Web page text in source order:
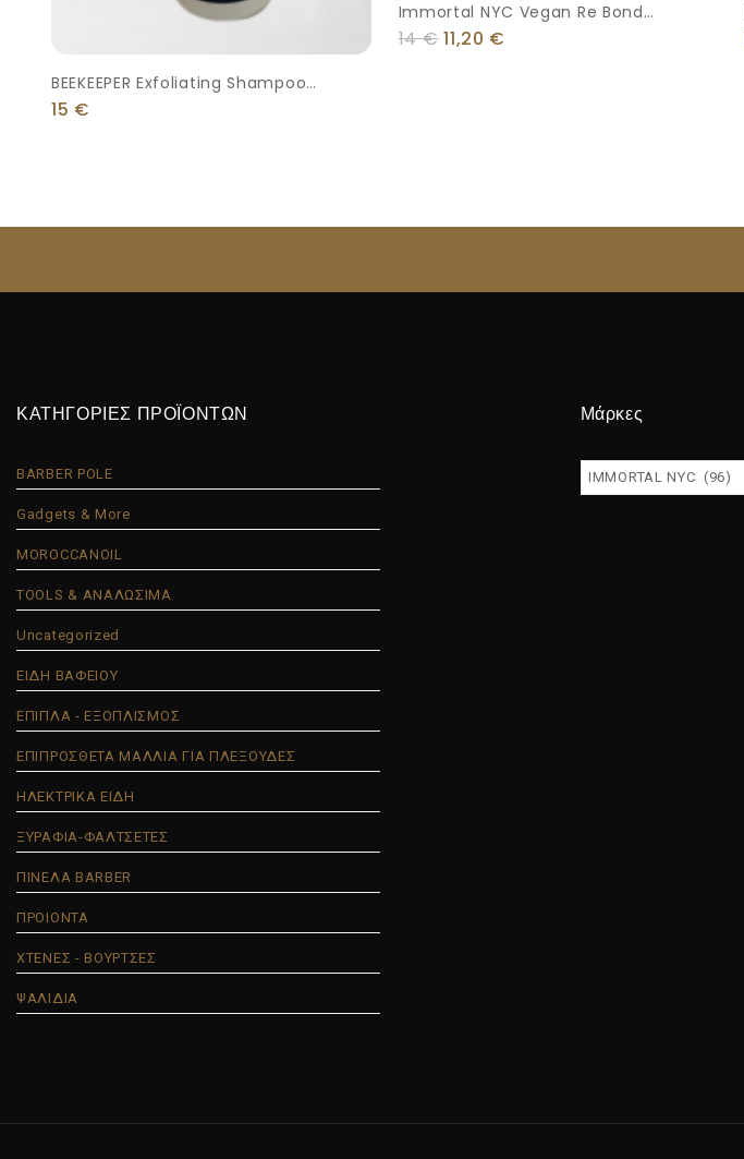
BEEKEEPER Exfoliating Shampoo
300ml
15 €
Immortal NYC Vegan Re Bond
Shampoo 500ml
14€ 11,20 €
ΚΑΤΗΓΟΡΙΕΣ ΠΡΟΪΟΝΤΩΝ
BARBER POLE
Gadgets & More
MOROCCANOIL
TOOLS & ΑΝΑΛΩΣΙΜΑ
Uncategorized
ΕΙΔΗ ΒΑΦΕΙΟΥ
ΕΠΙΠΛΑ - ΕΞΟΠΛΙΣΜΟΣ
ΕΠΙΠΡΟΣΘΕΤΑ ΜΑΛΛΙΑ ΓΙΑ ΠΛΕΞΟΥΔΕΣ
ΗΛΕΚΤΡΙΚΑ ΕΙΔΗ
ΞΥΡΑΦΙΑ-ΦΑΛΤΣΕΤΕΣ
ΠΙΝΕΛΑ BARBER
ΠΡΟΙΟΝΤΑ
ΧΤΕΝΕΣ - ΒΟΥΡΤΣΕΣ
ΨΑΛΙΔΙΑ
Μάρκες